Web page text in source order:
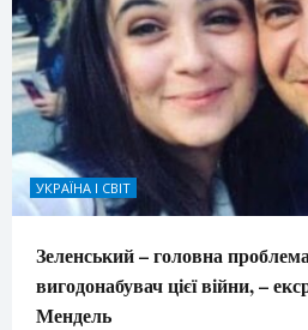
УКРАЇНА І СВІТ
Зеленський – головна
вигодонабувач цієї війни, –
Мендель